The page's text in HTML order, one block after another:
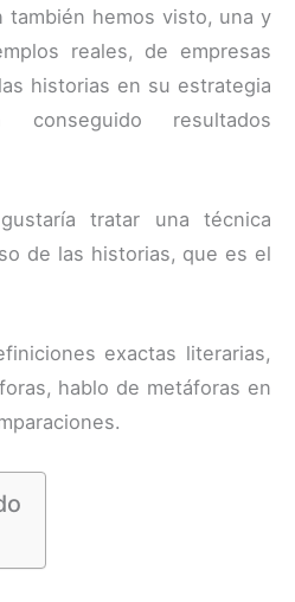
también hemos visto, una y
reales, de empresas
historias en su estrategia
resultados
tratar una técnica
de las historias, que es el
exactas literarias,
hablo de metáforas en